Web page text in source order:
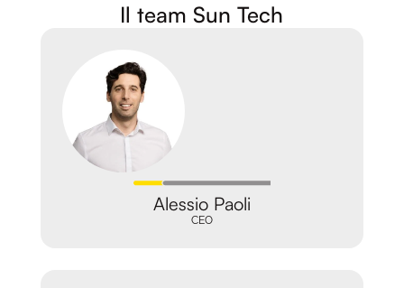
Il team Sun Tech
Alessio Paoli
CEO